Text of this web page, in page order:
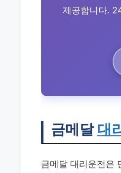
제공합니다.
금메달 대
금메달 대리운전은